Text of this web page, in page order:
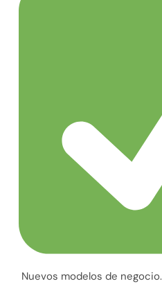
Nuevos modelos de negocio.